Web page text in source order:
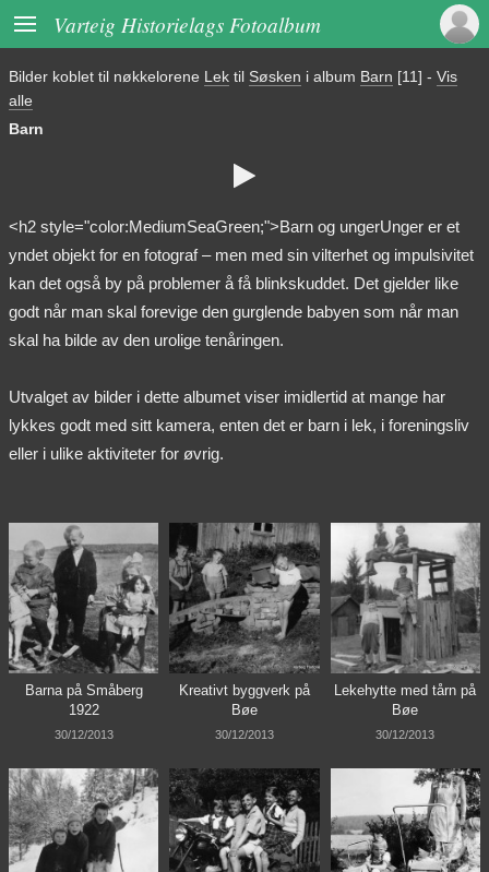
 Varteig Historielags Fotoalbum
Bilder koblet til nøkkelorene Lek til Søsken i album Barn [11] - Vis
alle
Barn

<h2 style="color:MediumSeaGreen;">Barn og ungerUnger er et
yndet objekt for en fotograf – men med sin vilterhet og impulsivitet
kan det også by på problemer å få blinkskuddet. Det gjelder like
godt når man skal forevige den gurglende babyen som når man
skal ha bilde av den urolige tenåringen.
Utvalget av bilder i dette albumet viser imidlertid at mange har
lykkes godt med sitt kamera, enten det er barn i lek, i foreningsliv
eller i ulike aktiviteter for øvrig.
Barna på Småberg
1922
30/12/2013
Kreativt byggverk på
Bøe
30/12/2013
Lekehytte med tårn på
Bøe
30/12/2013